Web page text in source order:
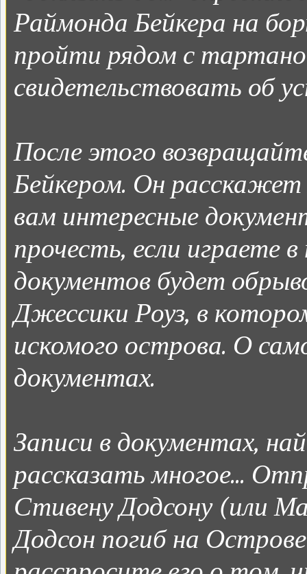
Раймонда Бейкера на
пройти рядом с
свидетельствовать об
После этого
Бейкером. Он
вам интересные
прочесть, если играете
документов будет
Джессики Роуз, в
искомого острова. О
документах.
Записи в документах,
рассказать многое...
Стивену Додсону (или
Додсон погиб на